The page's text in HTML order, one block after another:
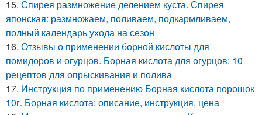
15. Спирея размножение делением куста. Спирея
японская: размножаем, поливаем, подкармливаем,
полный календарь ухода на сезон
16. Отзывы о применении борной кислоты для
помидоров и огурцов. Борная кислота для огурцов: 10
рецептов для опрыскивания и полива
17. Инструкция по применению Борная кислота порошок
10г. Борная кислота: описание, инструкция, цена